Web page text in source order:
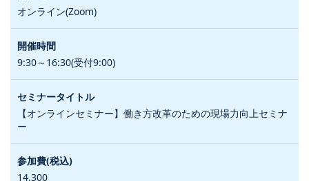
オンライン(Zoom)
9:30～16:30(受付9:00)
【オンラインセミナー】働き方改革のための現場力向上セミナ
ー
14,300